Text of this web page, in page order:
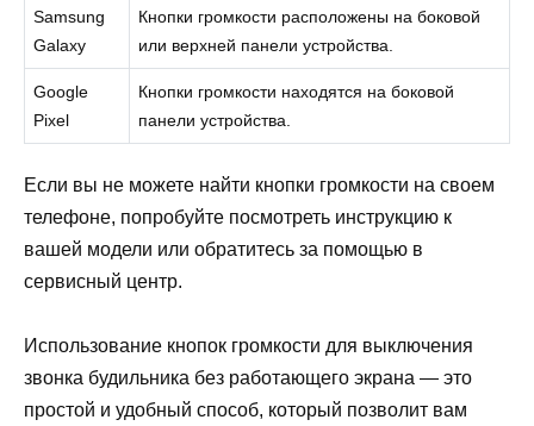
Samsung
Galaxy
Кнопки громкости расположены на боковой
или верхней панели устройства.
Google
Pixel
Кнопки громкости находятся на боковой
панели устройства.
Если вы не можете найти кнопки громкости на своем
телефоне, попробуйте посмотреть инструкцию к
вашей модели или обратитесь за помощью в
сервисный центр.
Использование кнопок громкости для выключения
звонка будильника без работающего экрана — это
простой и удобный способ, который позволит вам